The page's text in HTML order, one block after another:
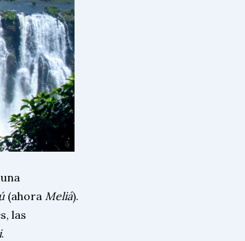
(ahora Meliá).
las
.